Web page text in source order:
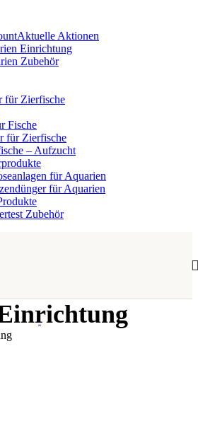
Aktuelle Aktionen
Einrichtung
Zubehör
für Zierfische
Fische
für Zierfische
– Aufzucht
für Aquarien
für Aquarien
Zubehör